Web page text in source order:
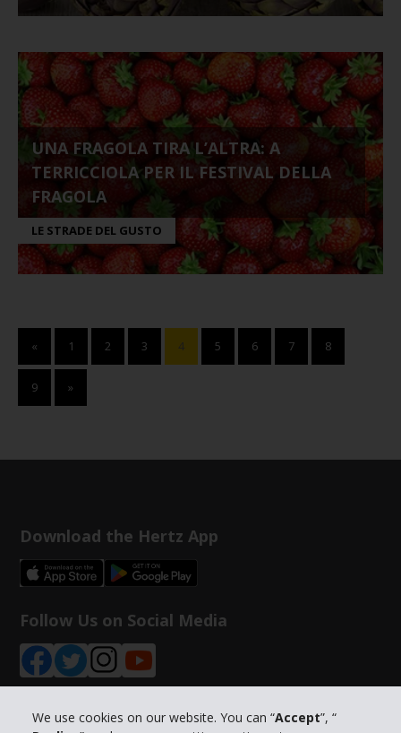
We use cookies on our website. You can “Accept”, “
UNA FRAGOLA TIRA L’ALTRA: A
TERRICCIOLA PER IL FESTIVAL DELLA
FRAGOLA
LE STRADE DEL GUSTO
« 1 2 3 4 5 6 7 8
9 »
Download the Hertz App
Follow Us on Social Media